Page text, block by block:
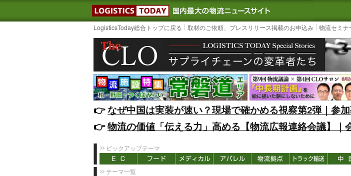
LOGISTICS TODAY｜国内最大の物流ニュースサイ
3PL,
LogisticsToday総合トップに戻る 取材のご依頼、プレスリリース掲載のお申込み 物流セミナ
👉️なぜ中国は実装が速い？現場で確かめる視察第2弾｜参
👉️物流の価値「伝える力」高める【物流広報連絡会議】｜
ピックアップテーマ
テーマ一覧